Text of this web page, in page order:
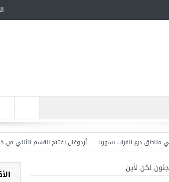
أردوغان يفتتح القسم الثاني من خط
لكن ﻷين